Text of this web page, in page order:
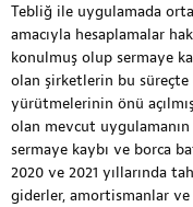
Tebliğ ile uygulamada
amacıyla hesaplamalar
konulmuş olup sermaye
olan şirketlerin bu
yürütmelerinin önü
olan mevcut
sermaye kaybı ve borca
2020 ve 2021 yıllarında
giderler, amortismanlar ve